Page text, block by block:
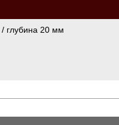
глубина 20 мм